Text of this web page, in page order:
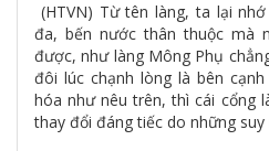
(HTVN) Từ tên làng, ta lại
đa, bến nước thân thuộc mà
được, như làng Mông Phụ
đôi lúc chạnh lòng là bên
hóa như nêu trên, thì cái cổng
thay đổi đáng tiếc do những suy